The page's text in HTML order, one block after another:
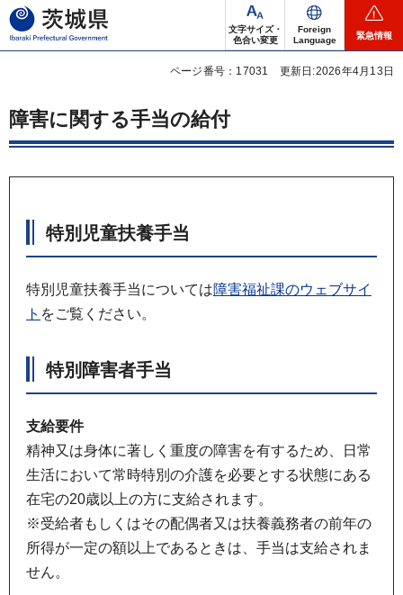
茨城県
文字サイズ・
色合い変更
Foreign
Language
緊急情報
ページ番号：17031 更新日:2026年4月13日
障害に関する手当の給付
特別児童扶養手当
特別児童扶養手当については障害福祉課のウェブサイ
ト をご覧ください。
特別障害者手当
支給要件
精神又は身体に著しく重度の障害を有するため、日常
生活において常時特別の介護を必要とする状態にある
在宅の20歳以上の方に支給されます。
※受給者もしくはその配偶者又は扶養義務者の前年の
所得が一定の額以上であるときは、手当は支給されま
せん。